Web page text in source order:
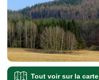
Tout voir sur la carte